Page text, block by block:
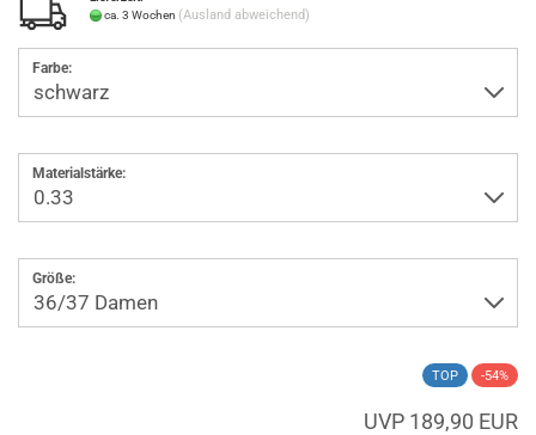
ca. 3 Wochen (Ausland abweichend)
Farbe:
Materialstärke:
Größe:
TOP -54%
UVP 189,90 EUR